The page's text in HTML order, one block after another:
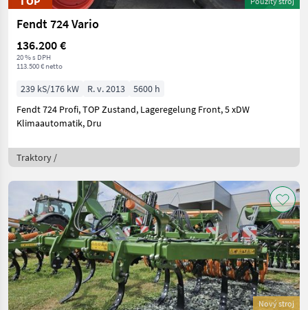
Fendt 724 Vario
136.200 €
20 % s DPH
113.500 € netto
239 kS/176 kW R. v. 2013
5600 h
Fendt 724 Profi, TOP Zustand, Lageregelung Front, 5 xDW
Klimaautomatik, Dru
Traktory /
Nový stroj